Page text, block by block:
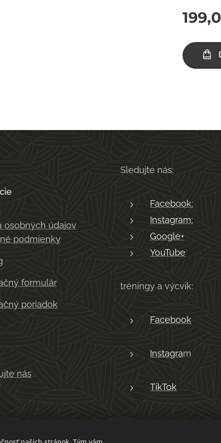
osobných údajov
podmienky
formulár
poriadok
nás
Sledujte nás:
Facebook:
Instagram:
Google+
YouTube
tréningy a výcvik:
Facebook
Instagram
TikTok